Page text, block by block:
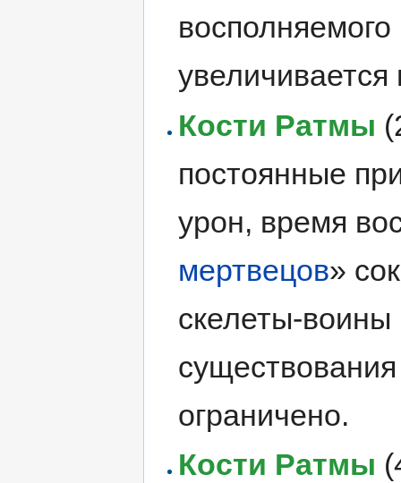
Кости Ратмы
постоянные
урон, время
мертвецов»
скелеты-
ограничено.
Кости Ратмы